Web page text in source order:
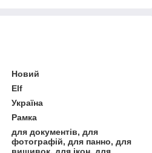
Новий
Elf
Україна
Рамка
для документів, для
фотографій, для панно, для
вишивок, для ікон, для